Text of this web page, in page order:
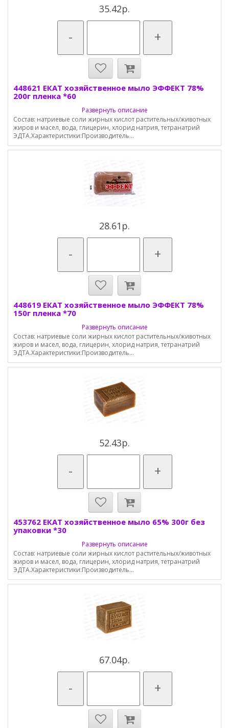
35.42р.
- +
448621 ЕКАТ хозяйственное мыло ЭФФЕКТ 78%
200г пленка *60
Развернуть описание
Состав: натриевые соли жирных кислот растительных/животных
жиров и масел, вода, глицерин, хлорид натрия, тетранатрий
ЭДТА.Характеристики:Производитель...
28.61р.
- +
448619 ЕКАТ хозяйственное мыло ЭФФЕКТ 78%
150г пленка *70
Развернуть описание
Состав: натриевые соли жирных кислот растительных/животных
жиров и масел, вода, глицерин, хлорид натрия, тетранатрий
ЭДТА.Характеристики:Производитель...
52.43р.
- +
453762 ЕКАТ хозяйственное мыло 65% 300г без
упаковки *30
Развернуть описание
Состав: натриевые соли жирных кислот растительных/животных
жиров и масел, вода, глицерин, хлорид натрия, тетранатрий
ЭДТА.Характеристики:Производитель...
67.04р.
- +